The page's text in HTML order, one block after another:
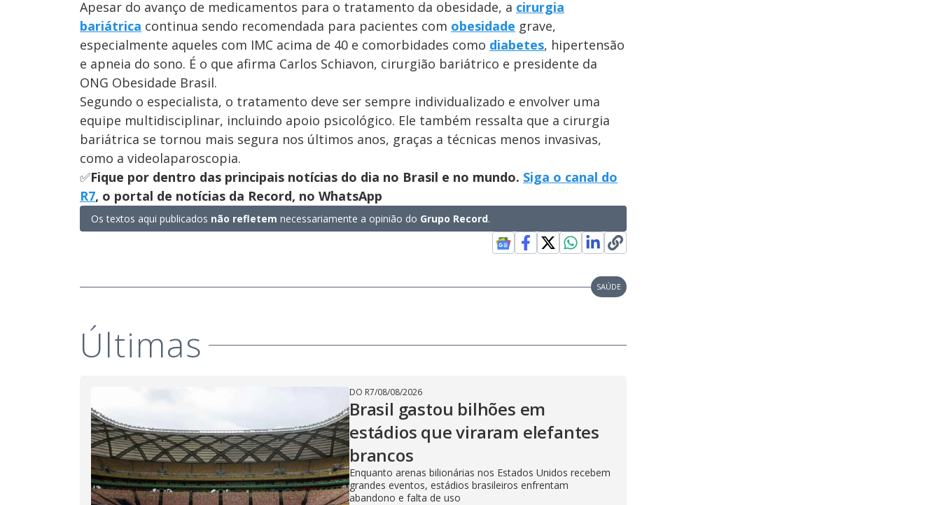
Apesar do avanço de medicamentos para o tratamento da obesidade, a cirurgia
bariátrica continua sendo recomendada para pacientes com obesidade grave,
especialmente aqueles com IMC acima de 40 e comorbidades como diabetes, hipertensão
e apneia do sono. É o que afirma Carlos Schiavon, cirurgião bariátrico e presidente da
ONG Obesidade Brasil.
Segundo o especialista, o tratamento deve ser sempre individualizado e envolver uma
equipe multidisciplinar, incluindo apoio psicológico. Ele também ressalta que a cirurgia
bariátrica se tornou mais segura nos últimos anos, graças a técnicas menos invasivas,
como a videolaparoscopia.
✅Fique por dentro das principais notícias do dia no Brasil e no mundo. Siga o canal do
R7, o portal de notícias da Record, no WhatsApp
Os textos aqui publicados não refletem necessariamente a opinião do Grupo Record.
SAÚDE
Últimas
DO R7/08/08/2026
Brasil gastou bilhões em
estádios que viraram elefantes
brancos
Enquanto arenas bilionárias nos Estados Unidos recebem
grandes eventos, estádios brasileiros enfrentam
abandono e falta de uso